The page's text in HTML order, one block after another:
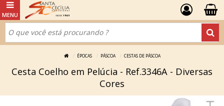
ÉPOCAS PÁSCOA CESTAS DE PÁSCOA
Cesta Coelho em Pelúcia - Ref.3346A - Diversas
Cores